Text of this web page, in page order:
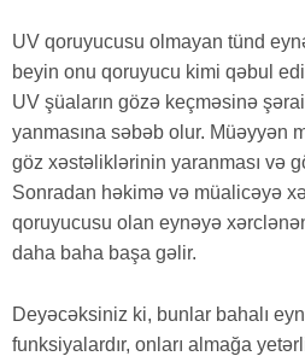
UV qoruyucusu olmayan tünd
beyin onu qoruyucu kimi qəbul
UV şüaların gözə keçməsinə
yanmasına səbəb olur. Müəyyən
göz xəstəliklərinin yaranması və
Sonradan həkimə və müalicəyə
qoruyucusu olan eynəyə
daha baha başa gəlir.
Deyəcəksiniz ki, bunlar bahalı
funksiyalardır, onları almağa